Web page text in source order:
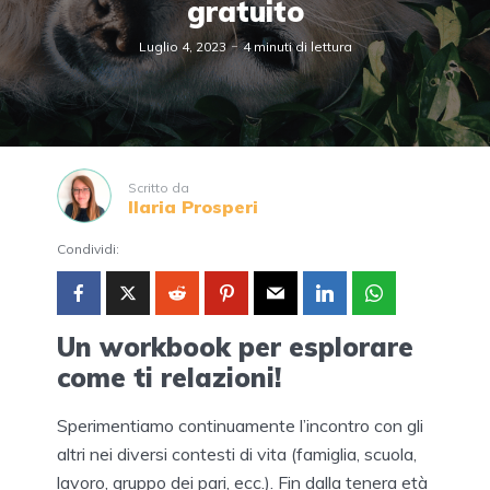
gratuito
Luglio 4, 2023 4 minuti di lettura
Scritto da
Ilaria Prosperi
Condividi:
Un workbook per esplorare
come ti relazioni!
Sperimentiamo continuamente l’incontro con gli
altri nei diversi contesti di vita (famiglia, scuola,
lavoro, gruppo dei pari, ecc.). Fin dalla tenera età